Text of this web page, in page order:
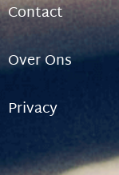
Contact
Over Ons
Privacy